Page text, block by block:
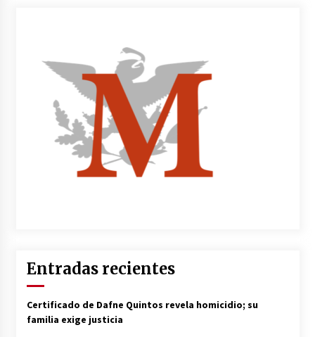
Entradas recientes
Certificado de Dafne Quintos revela homicidio; su
familia exige justicia